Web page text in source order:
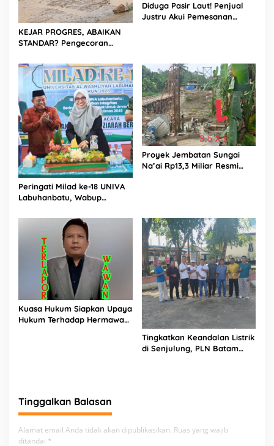
KEJAR PROGRES, ABAIKAN
STANDAR? Pengecoran
Rp87,34 Miliar Sukma Nias,
Konsultan, Pengawas dan
PPK Bungkam
Diduga Pasir Laut! Penjual
Justru Akui Pemesanan
Peringati Milad ke-18 UNIVA
Labuhanbatu, Wabup
Unggul Menuju Indonesia
Proyek Jembatan Sungai
Na’ai Rp13,3 Miliar Resmi
Kuasa Hukum Siapkan Upaya
Hukum Terhadap Hermawan
Tingkatkan Keandalan Listrik
di Senjulung, PLN Batam
Tinggalkan Balasan
Alamat email Anda tidak akan dipublikasikan. Ruas yang wajib
ditandai *